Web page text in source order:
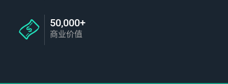
50,000+
商业价值